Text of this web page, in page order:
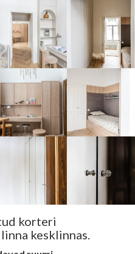
korteri
kesklinnas.